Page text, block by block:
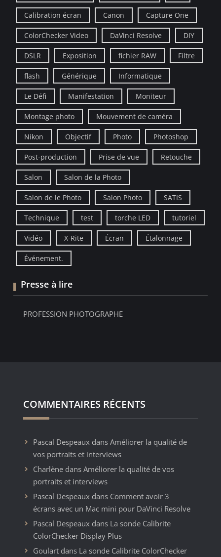
Calibration écran Canon Capture One
ColorChecker Video DaVinci Resolve DIY
DSLR Exposition fichier RAW Filtre
flash Générique Informatique
Le Défi Manifestation Moniteur
Montage photo Mouvement de caméra
Nikon Objectif Photo Photoshop
Post-production Prise de vue Retouche
Salon Salon de la Photo
Salon de le Photo Salon Photo SATIS
Technique test torche LED tutoriel
Vidéo X-Rite Écran Étalonnage
Événement.
Presse à lire
PROFESSION PHOTOGRAPHE
COMMENTAIRES RÉCENTS
Pascal Despeaux dans Améliorer la qualité de
vos portraits et interviews
Charlènedans Améliorer la qualité de vos
portraits et interviews
Pascal Despeaux dans Comment avoir 3
écrans avec un Mac mini pour DaVinci Resolve
Pascal Despeaux dans La sonde Calibrite
ColorChecker Display Plus
Goulartdans La sonde Calibrite ColorChecker